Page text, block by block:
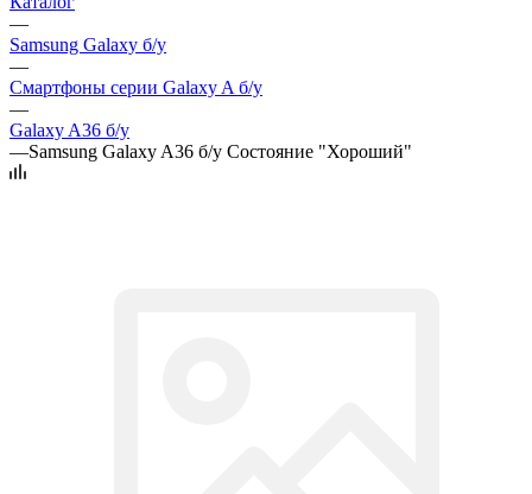
—
Samsung Galaxy б/у
—
Смартфоны серии Galaxy A б/у
—
Galaxy A36 б/у
—Samsung Galaxy A36 б/у Состояние "Хороший"